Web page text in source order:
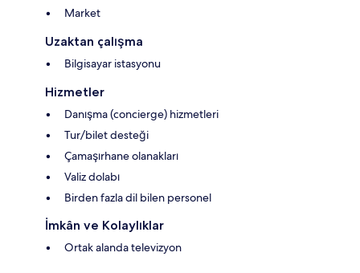
Market
Uzaktan çalışma
Bilgisayar istasyonu
Hizmetler
Danışma (concierge) hizmetleri
Tur/bilet desteği
Çamaşırhane olanakları
Valiz dolabı
Birden fazla dil bilen personel
İmkân ve Kolaylıklar
Ortak alanda televizyon